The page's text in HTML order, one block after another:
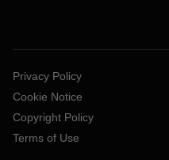
Privacy Policy
Cookie Notice
Copyright Policy
Terms of Use